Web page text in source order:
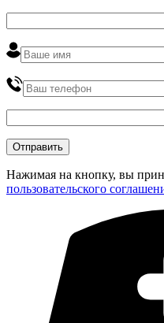
Нажимая на кнопку, вы
пользовательского